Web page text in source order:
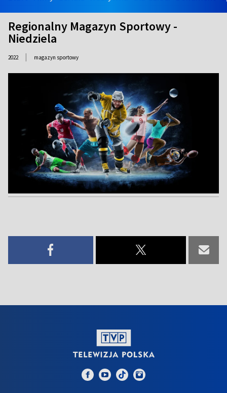
Regionalny Magazyn Sportowy -
Niedziela
2022 | magazyn sportowy